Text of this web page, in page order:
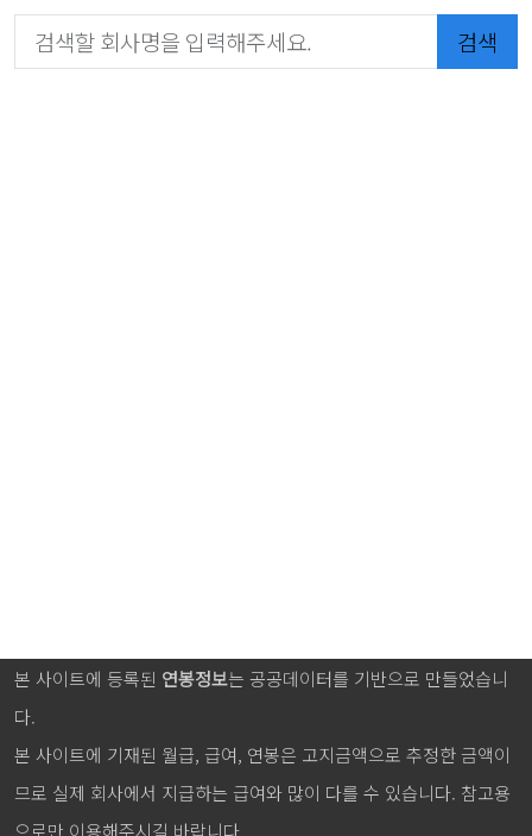
검색
본 사이트에 등록된 연봉정보는 공공데이터를 기반으로 만들었습니
다.
본 사이트에 기재된 월급, 급여, 연봉은 고지금액으로 추정한 금액이
므로 실제 회사에서 지급하는 급여와 많이 다를 수 있습니다. 참고용
으로만 이용해주시길 바랍니다.